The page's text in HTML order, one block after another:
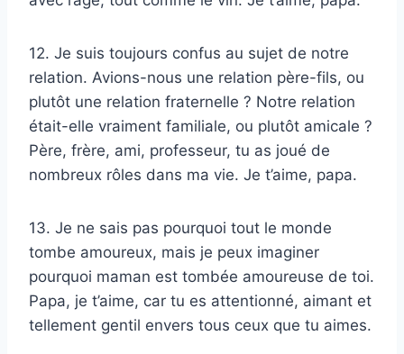
12. Je suis toujours confus au sujet de notre
relation. Avions-nous une relation père-fils, ou
plutôt une relation fraternelle ? Notre relation
était-elle vraiment familiale, ou plutôt amicale ?
Père, frère, ami, professeur, tu as joué de
nombreux rôles dans ma vie. Je t’aime, papa.
13. Je ne sais pas pourquoi tout le monde
tombe amoureux, mais je peux imaginer
pourquoi maman est tombée amoureuse de toi.
Papa, je t’aime, car tu es attentionné, aimant et
tellement gentil envers tous ceux que tu aimes.